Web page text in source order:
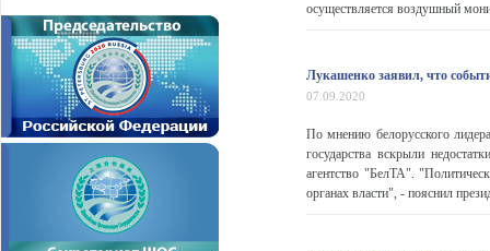
осуществляется воздушный
Лукашенко заявил, что
07.09.2020
По мнению белорусского
государства вскрыли
агентство "БелТА".
органах власти", - пояснил